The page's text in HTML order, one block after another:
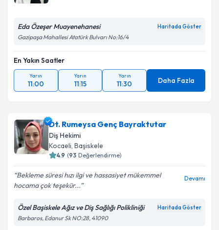
Eda Özeşer Muayenehanesi Haritada Göster
Gazipaşa Mahallesi Atatürk Bulvarı No:16/4
En Yakın Saatler
Yarın
11:00
Yarın
11:15
Yarın
11:30 Daha Fazla
Dt. Rumeysa Genç Bayraktutar
Diş Hekimi
Kocaeli, Başiskele
4.9 (93 Değerlendirme)
Bekleme süresi hızı ilgi ve hassasiyet mükemmel
hocama çok teşekür...
Devamı
Özel Başiskele Ağız ve Diş Sağlığı Polikliniği Haritada Göster
Barbaros, Edanur Sk NO:28, 41090